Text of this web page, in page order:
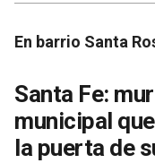
En barrio Santa
Santa Fe:
municipal
la puerta de